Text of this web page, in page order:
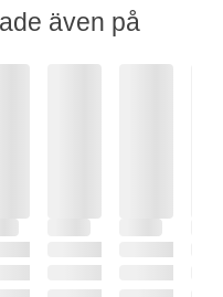
även på